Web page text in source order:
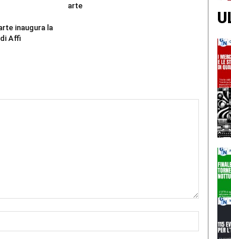
inaugura la
Affi
arte